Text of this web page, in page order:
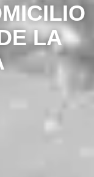
LA